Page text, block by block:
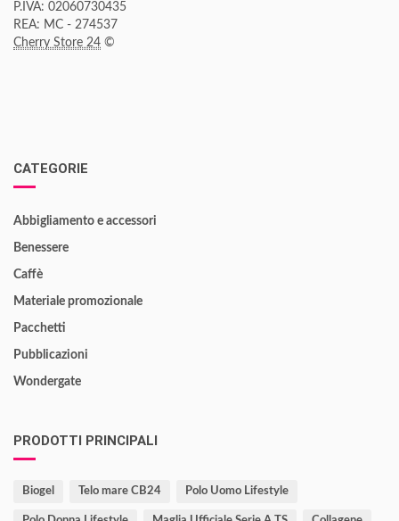
P.IVA: 02060730435
REA: MC - 274537
Cherry Store 24 ©
CATEGORIE
Abbigliamento e accessori
Benessere
Caffè
Materiale promozionale
Pacchetti
Pubblicazioni
Wondergate
PRODOTTI PRINCIPALI
Biogel Telo mare CB24 Polo Uomo Lifestyle